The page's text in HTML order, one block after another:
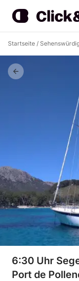
Startseite /
6:30 Uhr
Port de